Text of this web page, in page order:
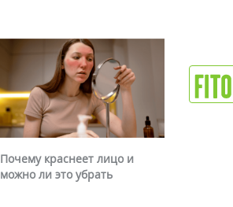
Почему краснеет лицо и
можно ли это убрать